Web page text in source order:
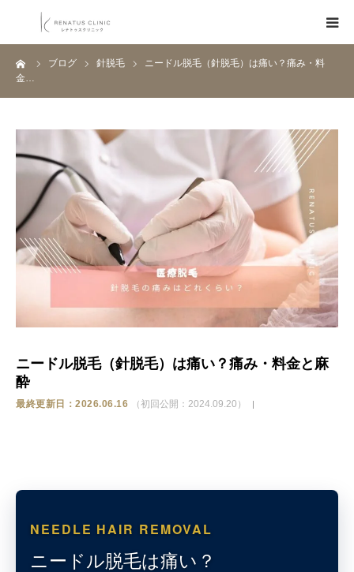
ブログ 針脱毛
ニードル脱毛（針脱毛）は痛い？痛み・料
金…
ニードル脱毛（針脱毛）は痛い？痛み・料金と麻
酔
最終更新日：2026.06.16 （初回公開：2024.09.20）
NEEDLE HAIR REMOVAL
ニードル脱毛は痛い？
HOME
料金表
クリニック一覧
医師紹介